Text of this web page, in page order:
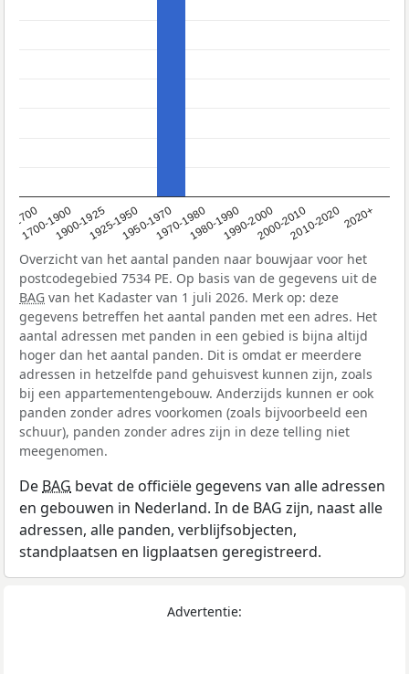
<1700
1700-19001900-19251925-19501950-19701970-19801980-19901990-20002000-20102010-20202020+
Overzicht van het aantal panden naar bouwjaar voor het
postcodegebied 7534 PE. Op basis van de gegevens uit de
BAG van het Kadaster van 1 juli 2026. Merk op: deze
gegevens betreffen het aantal panden met een adres. Het
aantal adressen met panden in een gebied is bijna altijd
hoger dan het aantal panden. Dit is omdat er meerdere
adressen in hetzelfde pand gehuisvest kunnen zijn, zoals
bij een appartementengebouw. Anderzijds kunnen er ook
panden zonder adres voorkomen (zoals bijvoorbeeld een
schuur), panden zonder adres zijn in deze telling niet
meegenomen.
De BAG bevat de officiële gegevens van alle adressen
en gebouwen in Nederland. In de BAG zijn, naast alle
adressen, alle panden, verblijfsobjecten,
standplaatsen en ligplaatsen geregistreerd.
Advertentie: